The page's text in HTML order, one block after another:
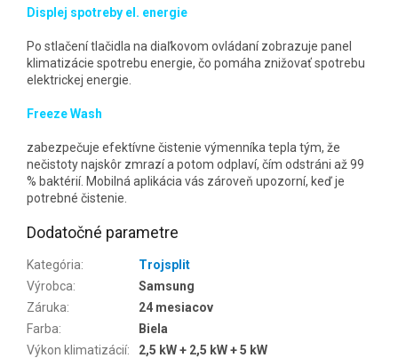
Displej spotreby el. energie
Po stlačení tlačidla na diaľkovom ovládaní zobrazuje panel
klimatizácie spotrebu energie, čo pomáha znižovať spotrebu
elektrickej energie.
Freeze Wash
zabezpečuje efektívne čistenie výmenníka tepla tým, že
nečistoty najskôr zmrazí a potom odplaví, čím odstráni až 99
% baktérií. Mobilná aplikácia vás zároveň upozorní, keď je
potrebné čistenie.
Dodatočné parametre
Kategória:
Trojsplit
Výrobca:
Samsung
Záruka:
24 mesiacov
Farba:
Biela
Výkon klimatizácií:
2,5 kW + 2,5 kW + 5 kW